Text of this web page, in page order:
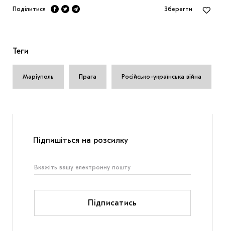
Поділитися Зберегти
Теги
Маріуполь Прага Російсько-українська війна
Підпишіться на розсилку
Підписатись